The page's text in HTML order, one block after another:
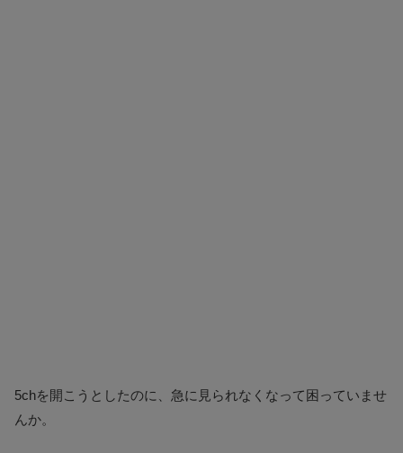
5chを開こうとしたのに、急に見られなくなって困っていませ
んか。